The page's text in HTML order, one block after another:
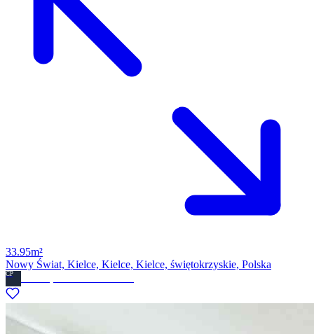
33.95m²
Nowy Świat, Kielce, Kielce, Kielce, świętokrzyskie, Polska
CP